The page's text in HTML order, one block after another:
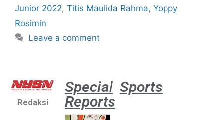
Junior 2022, Titis Maulida Rahma, Yoppy
Rosimin
Leave a comment
Redaksi
Special
Reports
Sports